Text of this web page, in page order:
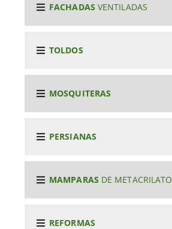
FACHADAS VENTILADAS
TOLDOS
MOSQUITERAS
PERSIANAS
MAMPARAS DE METACRILATO
REFORMAS